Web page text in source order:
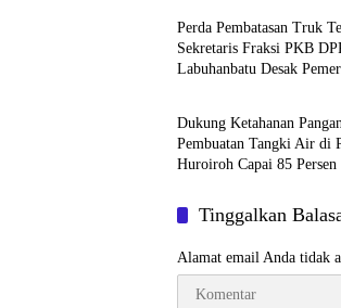
Perda Pembatasan Truk
Sekretaris Fraksi PKB
Labuhanbatu Desak
Dukung Ketahanan
Pembuatan Tangki Air di
Huroiroh Capai 85 Persen
Tinggalkan
Alamat email Anda tidak